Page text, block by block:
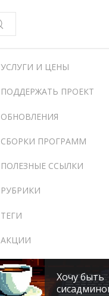
УСЛУГИ И ЦЕНЫ
ПОДДЕРЖАТЬ ПРОЕКТ
ОБНОВЛЕНИЯ
СБОРКИ ПРОГРАММ
ПОЛЕЗНЫЕ ССЫЛКИ
РУБРИКИ
ТЕГИ
АКЦИИ
Хочу быть